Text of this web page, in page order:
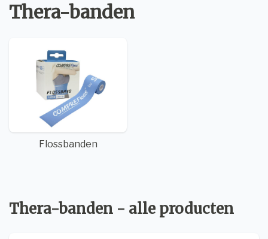
Thera-banden
Flossbanden
Thera-banden - alle producten